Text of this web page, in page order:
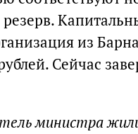
из
Сейчас
министра